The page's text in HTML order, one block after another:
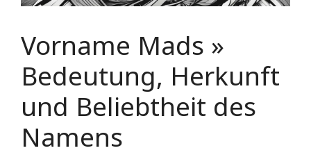
Vorname Mads »
Bedeutung, Herkunft
und Beliebtheit des
Namens